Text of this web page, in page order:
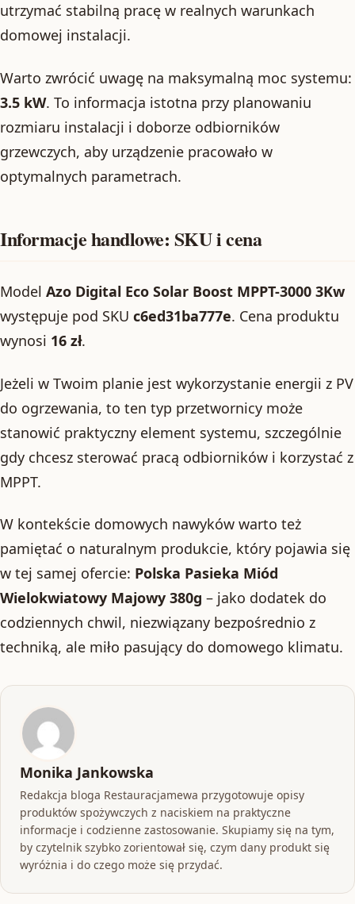
utrzymać stabilną pracę w realnych warunkach
domowej instalacji.
Warto zwrócić uwagę na maksymalną moc systemu:
3.5 kW. To informacja istotna przy planowaniu
rozmiaru instalacji i doborze odbiorników
grzewczych, aby urządzenie pracowało w
optymalnych parametrach.
Informacje handlowe: SKU i cena
Model Azo Digital Eco Solar Boost MPPT-3000 3Kw
występuje pod SKU c6ed31ba777e. Cena produktu
wynosi 16 zł.
Jeżeli w Twoim planie jest wykorzystanie energii z PV
do ogrzewania, to ten typ przetwornicy może
stanowić praktyczny element systemu, szczególnie
gdy chcesz sterować pracą odbiorników i korzystać z
MPPT.
W kontekście domowych nawyków warto też
pamiętać o naturalnym produkcie, który pojawia się
w tej samej ofercie: Polska Pasieka Miód
Wielokwiatowy Majowy 380g – jako dodatek do
codziennych chwil, niezwiązany bezpośrednio z
techniką, ale miło pasujący do domowego klimatu.
Monika Jankowska
Redakcja bloga Restauracjamewa przygotowuje opisy
produktów spożywczych z naciskiem na praktyczne
informacje i codzienne zastosowanie. Skupiamy się na tym,
by czytelnik szybko zorientował się, czym dany produkt się
wyróżnia i do czego może się przydać.